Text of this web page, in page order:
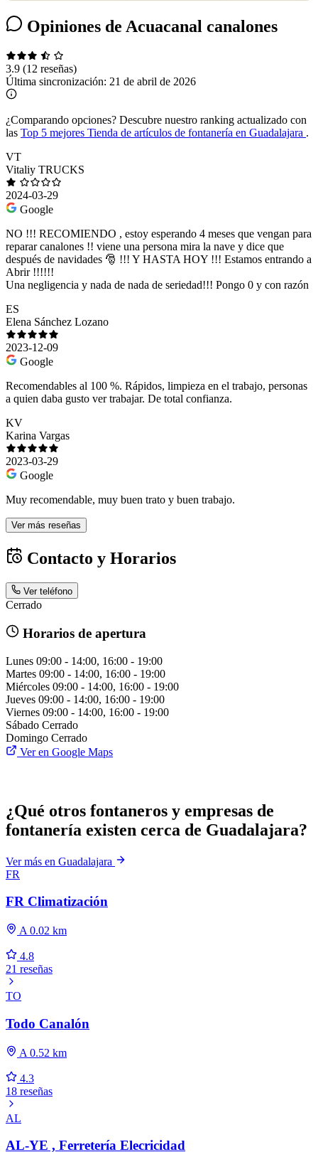
Opiniones de Acuacanal canalones
3.9 (12 reseñas)
Última sincronización: 21 de abril de 2026
¿Comparando opciones? Descubre nuestro ranking actualizado con
las Top 5 mejores Tienda de artículos de fontanería en Guadalajara .
VT
Vitaliy TRUCKS
2024-03-29
Google
NO !!! RECOMIENDO , estoy esperando 4 meses que vengan para
reparar canalones !! viene una persona mira la nave y dice que
después de navidades 🎅 !!! Y HASTA HOY !!! Estamos entrando a
Abrir !!!!!!
Una negligencia y nada de nada de seriedad!!! Pongo 0 y con razón
ES
Elena Sánchez Lozano
2023-12-09
Google
Recomendables al 100 %. Rápidos, limpieza en el trabajo, personas
a quien daba gusto ver trabajar. De total confianza.
KV
Karina Vargas
2023-03-29
Google
Muy recomendable, muy buen trato y buen trabajo.
Ver más reseñas
Contacto y Horarios
Ver teléfono
Cerrado
Horarios de apertura
Lunes 09:00 - 14:00, 16:00 - 19:00
Martes 09:00 - 14:00, 16:00 - 19:00
Miércoles 09:00 - 14:00, 16:00 - 19:00
Jueves 09:00 - 14:00, 16:00 - 19:00
Viernes 09:00 - 14:00, 16:00 - 19:00
Sábado Cerrado
Domingo Cerrado
Ver en Google Maps
¿Qué otros fontaneros y empresas de
fontanería existen cerca de Guadalajara?
Ver más en Guadalajara
FR
FR Climatización
A 0.02 km
4.8
21 reseñas
TO
Todo Canalón
A 0.52 km
4.3
18 reseñas
AL
AL-YE , Ferretería Elecricidad